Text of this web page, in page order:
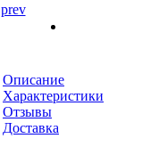
prev
Описание
Характеристики
Отзывы
Доставка